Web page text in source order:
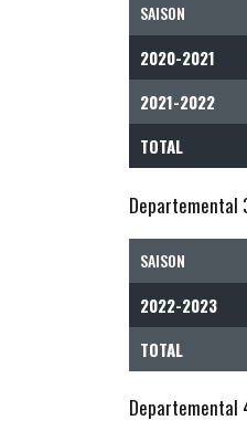
SAISON
2020-2021
2021-2022
TOTAL
Departemental
SAISON
2022-2023
TOTAL
Departemental